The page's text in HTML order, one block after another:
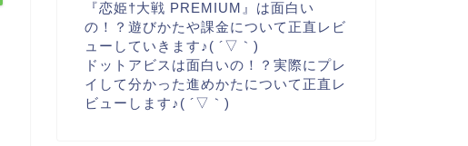
『恋姫†大戦 PREMIUM』は面白い
の！？遊びかたや課金について正直レビ
ューしていきます♪( ´▽｀)
ドットアビスは面白いの！？実際にプレ
イして分かった進めかたについて正直レ
ビューします♪( ´▽｀)